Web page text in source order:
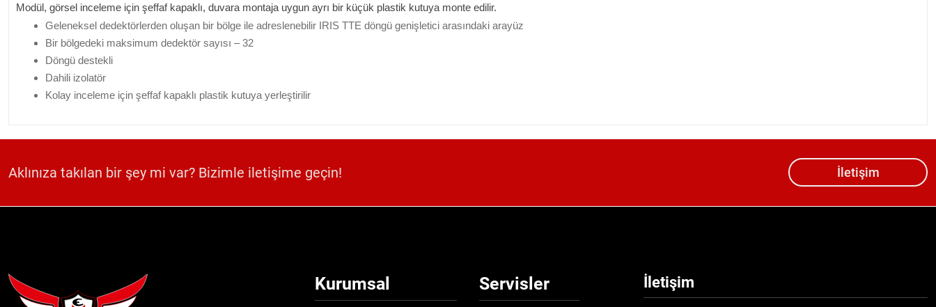
Modül, görsel inceleme için şeffaf kapaklı, duvara montaja uygun ayrı bir küçük plastik kutuya monte edilir.
Geleneksel dedektörlerden oluşan bir bölge ile adreslenebilir IRIS TTE döngü genişletici arasındaki arayüz
Bir bölgedeki maksimum dedektör sayısı – 32
Döngü destekli
Dahili izolatör
Kolay inceleme için şeffaf kapaklı plastik kutuya yerleştirilir
Aklınıza takılan bir şey mi var? Bizimle iletişime geçin! İletişim
Kurumsal Servisler İletişim